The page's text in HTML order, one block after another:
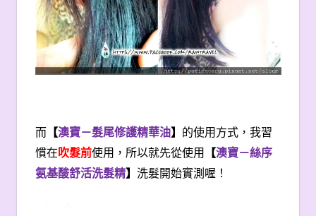
而 【澳寶－髮尾修護精華油】 的使用方式，我習
慣在 吹髮前使用，所以就先從使用 【澳寶－絲序
氨基酸舒活洗髮精】 洗髮開始實測喔！